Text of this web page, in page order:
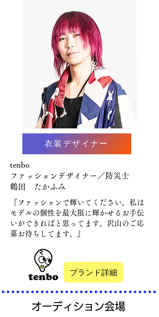
衣装デザイナー
tenbo
ファッションデザイナー／防災士
鶴田 たかふみ
『ファッションで輝いてください。私は
モデルの個性を最大限に輝かせるお手伝
いができればと思ってます。沢山のご応
募お待ちしてます。』
ブランド詳細
オーディション会場